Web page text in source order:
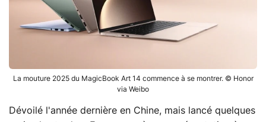
La mouture 2025 du MagicBook Art 14 commence à se montrer. © Honor
via Weibo
Dévoilé l'année dernière en Chine, mais lancé quelques